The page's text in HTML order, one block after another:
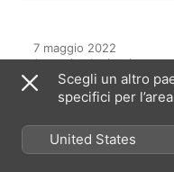
7 maggio 2022
1 traccia, 4 minuti
℗ 2022 Phillip Neves de
In questo album
Scegli un altro
specifici per
United States